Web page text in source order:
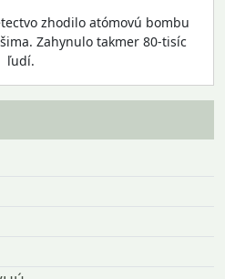
zhodilo atómovú bombu
Zahynulo takmer 80-tisíc
ľudí.